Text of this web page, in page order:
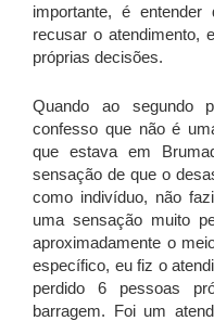
importante, é
recusar o atendimento,
próprias decisões.
Quando ao segundo
confesso que não é
que estava em
sensação de que o
como indivíduo, não
uma sensação muito
aproximadamente o
específico, eu fiz o
perdido 6 pessoas
barragem. Foi um